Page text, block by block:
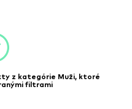
z kategórie Muži, ktoré
filtrami